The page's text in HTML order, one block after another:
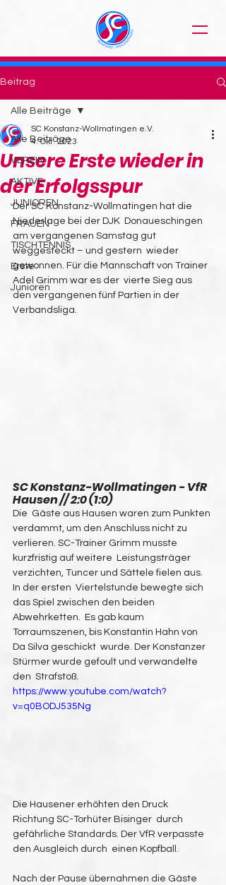
Beitrag
Alle Beiträge
VEREIN
AKTIVE
JUNIOREN
FRAUEN
TISCHTENNIS
Erste
Junioren
Alle Beiträge
Unsere Erste wieder in
der Erfolgsspur
SC Konstanz-Wollmatingen e.V.
4. Okt. 2023
Der SC Konstanz-Wollmatingen hat die
Niederlage bei der DJK  Donaueschingen
am vergangenen Samstag gut
weggesteckt – und gestern  wieder
gewonnen. Für die Mannschaft von Trainer
Adel Grimm war es der  vierte Sieg aus
den vergangenen fünf Partien in der
Verbandsliga.
SC Konstanz-Wollmatingen - VfR
Hausen // 2:0 (1:0)
Die  Gäste aus Hausen waren zum Punkten
verdammt, um den Anschluss nicht zu
verlieren. SC-Trainer Grimm musste
kurzfristig auf weitere  Leistungsträger
verzichten, Tuncer und Sättele fielen aus.
In der ersten  Viertelstunde bewegte sich
das Spiel zwischen den beiden
Abwehrketten.  Es gab kaum
Torraumszenen, bis Konstantin Hahn von
Da Silva geschickt  wurde. Der Konstanzer
Stürmer wurde gefoult und verwandelte
den  Strafstoß.
https://www.youtube.com/watch?
v=q0BODJ535Ng
Die Hausener erhöhten den Druck
Richtung SC-Torhüter Bisinger  durch
gefährliche Standards. Der VfR verpasste
den Ausgleich durch  einen Kopfball.
Nach der Pause übernahmen die Gäste